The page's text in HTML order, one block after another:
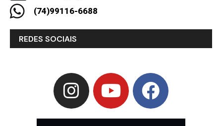
(74)99116-6688
REDES SOCIAIS